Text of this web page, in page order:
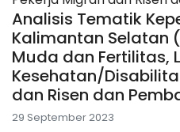
Analisis Tematik
Kalimantan Selatan
Muda dan Fertilitas,
Kesehatan/
dan Risen dan
29 September 2023